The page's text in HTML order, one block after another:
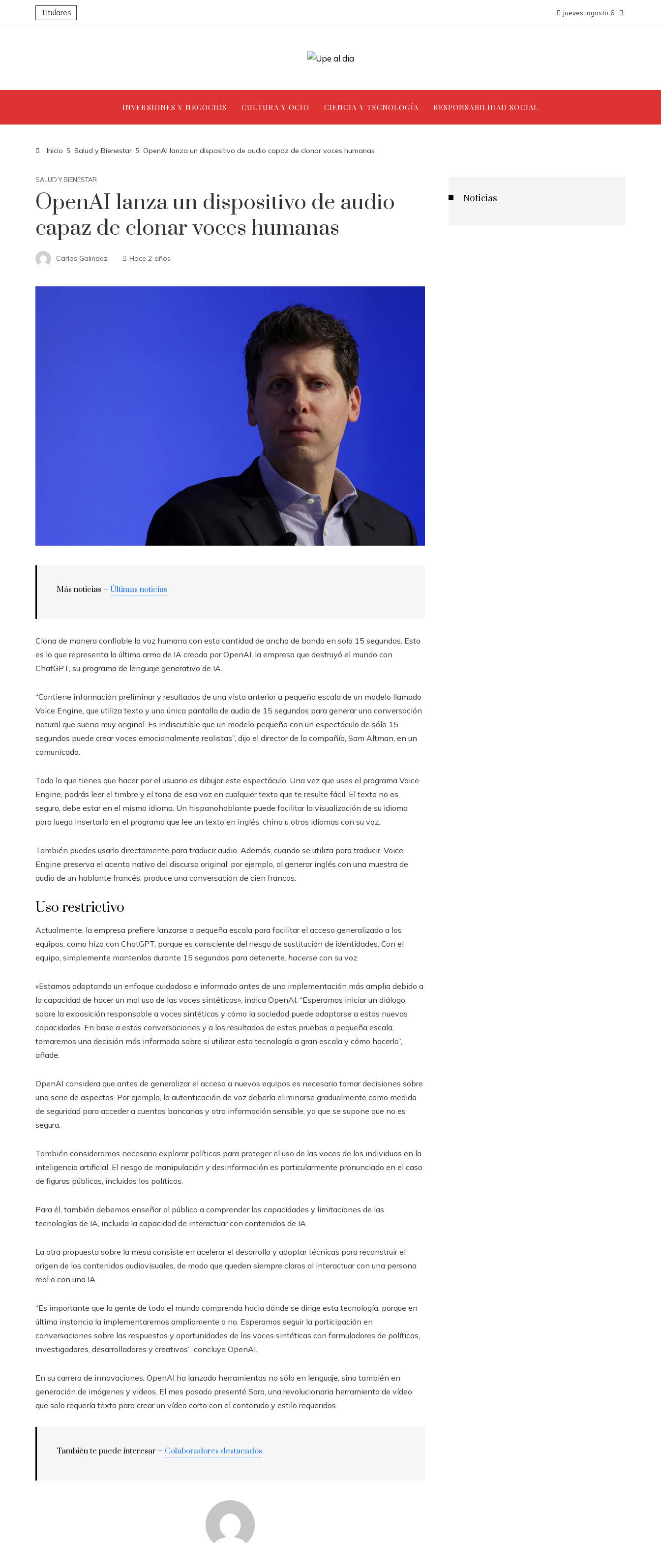
Titulares jueves, agosto 6
INVERSIONES Y NEGOCIOS CULTURA Y OCIO CIENCIA Y TECNOLOGÍA RESPONSABILIDAD SOCIAL
Inicio Salud y Bienestar OpenAI lanza un dispositivo de audio capaz de clonar voces humanas
SALUD Y BIENESTAR
OpenAI lanza un dispositivo de audio
capaz de clonar voces humanas
Carlos Galindez Hace 2 años
Más noticias – Últimas noticias
Clona de manera confiable la voz humana con esta cantidad de ancho de banda en solo 15 segundos. Esto
es lo que representa la última arma de IA creada por OpenAI, la empresa que destruyó el mundo con
ChatGPT, su programa de lenguaje generativo de IA.
“Contiene información preliminar y resultados de una vista anterior a pequeña escala de un modelo llamado
Voice Engine, que utiliza texto y una única pantalla de audio de 15 segundos para generar una conversación
natural que suena muy original. Es indiscutible que un modelo pequeño con un espectáculo de sólo 15
segundos puede crear voces emocionalmente realistas”, dijo el director de la compañía, Sam Altman, en un
comunicado.
Todo lo que tienes que hacer por el usuario es dibujar este espectáculo. Una vez que uses el programa Voice
Engine, podrás leer el timbre y el tono de esa voz en cualquier texto que te resulte fácil. El texto no es
seguro, debe estar en el mismo idioma. Un hispanohablante puede facilitar la visualización de su idioma
para luego insertarlo en el programa que lee un texto en inglés, chino u otros idiomas con su voz.
También puedes usarlo directamente para traducir audio. Además, cuando se utiliza para traducir, Voice
Engine preserva el acento nativo del discurso original: por ejemplo, al generar inglés con una muestra de
audio de un hablante francés, produce una conversación de cien francos.
Uso restrictivo
Actualmente, la empresa prefiere lanzarse a pequeña escala para facilitar el acceso generalizado a los
equipos, como hizo con ChatGPT, porque es consciente del riesgo de sustitución de identidades. Con el
equipo, simplemente mantenlos durante 15 segundos para detenerte. hacerse con su voz.
«Estamos adoptando un enfoque cuidadoso e informado antes de una implementación más amplia debido a
la capacidad de hacer un mal uso de las voces sintéticas», indica OpenAI. “Esperamos iniciar un diálogo
sobre la exposición responsable a voces sintéticas y cómo la sociedad puede adaptarse a estas nuevas
capacidades. En base a estas conversaciones y a los resultados de estas pruebas a pequeña escala,
tomaremos una decisión más informada sobre si utilizar esta tecnología a gran escala y cómo hacerlo”,
añade.
OpenAI considera que antes de generalizar el acceso a nuevos equipos es necesario tomar decisiones sobre
una serie de aspectos. Por ejemplo, la autenticación de voz debería eliminarse gradualmente como medida
de seguridad para acceder a cuentas bancarias y otra información sensible, ya que se supone que no es
segura.
También consideramos necesario explorar políticas para proteger el uso de las voces de los individuos en la
inteligencia artificial. El riesgo de manipulación y desinformación es particularmente pronunciado en el caso
de figuras públicas, incluidos los políticos.
Para él, también debemos enseñar al público a comprender las capacidades y limitaciones de las
tecnologías de IA, incluida la capacidad de interactuar con contenidos de IA.
La otra propuesta sobre la mesa consiste en acelerar el desarrollo y adoptar técnicas para reconstruir el
origen de los contenidos audiovisuales, de modo que queden siempre claros al interactuar con una persona
real o con una IA.
“Es importante que la gente de todo el mundo comprenda hacia dónde se dirige esta tecnología, porque en
última instancia la implementaremos ampliamente o no. Esperamos seguir la participación en
conversaciones sobre las respuestas y oportunidades de las voces sintéticas con formuladores de políticas,
investigadores, desarrolladores y creativos”, concluye OpenAI.
En su carrera de innovaciones, OpenAI ha lanzado herramientas no sólo en lenguaje, sino también en
generación de imágenes y videos. El mes pasado presenté Sora, una revolucionaria herramienta de vídeo
que solo requería texto para crear un vídeo corto con el contenido y estilo requeridos.
También te puede interesar – Colaboradores destacados
Noticias